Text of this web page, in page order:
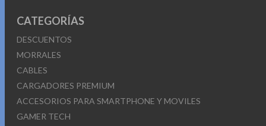
CATEGORÍAS
DESCUENTOS
MORRALES
CABLES
CARGADORES PREMIUM
ACCESORIOS PARA SMARTPHONE Y MOVILES
GAMER TECH